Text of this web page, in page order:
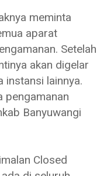
meminta
aparat
Setelah
akan digelar
instansi lainnya.
pengamanan
Banyuwangi
Closed